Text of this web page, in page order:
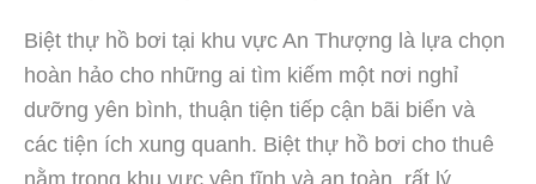
Biệt thự hồ bơi tại khu vực An Thượng là lựa chọn
hoàn hảo cho những ai tìm kiếm một nơi nghỉ
dưỡng yên bình, thuận tiện tiếp cận bãi biển và
các tiện ích xung quanh. Biệt thự hồ bơi cho thuê
nằm trong khu vực yên tĩnh và an toàn, rất lý